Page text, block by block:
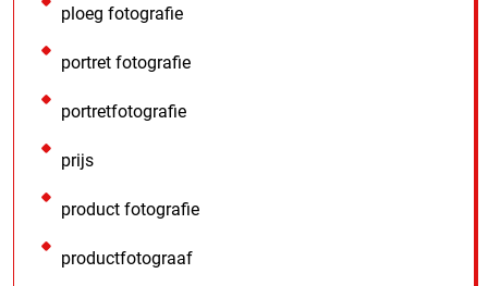
ploeg fotografie
portret fotografie
portretfotografie
prijs
product fotografie
productfotograaf